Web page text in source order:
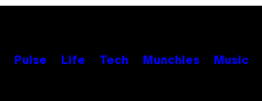
Pulse Life Tech Munchies Music